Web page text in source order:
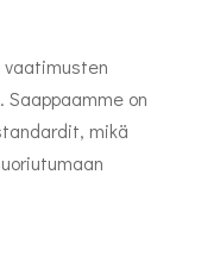
vaatimusten
on
mikä